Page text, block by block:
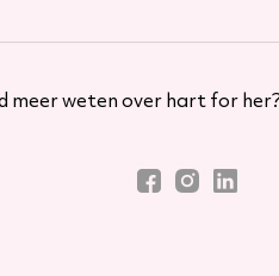
meer weten over hart for